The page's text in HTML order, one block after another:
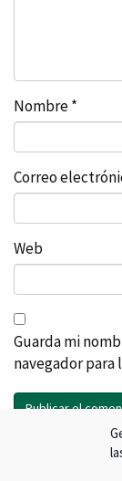
Nombre*
Correo
Web
Guarda mi
navegador para